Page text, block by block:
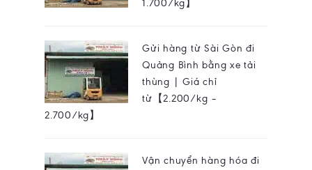
1.700/kg】
Gửi hàng từ Sài Gòn đi
Quảng Bình bằng xe tải
thùng | Giá chỉ
từ【2.200/kg –
2.700/kg】
Vận chuyển hàng hóa đi